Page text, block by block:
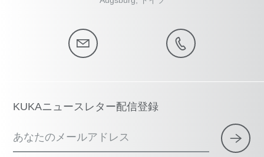
KUKAニュースレター配信登録
あなたのメールアドレス